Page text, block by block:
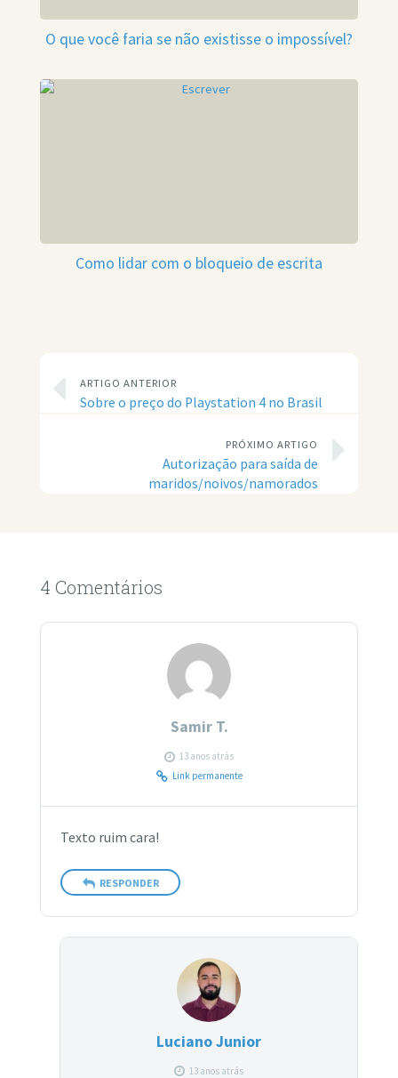
O que você faria se não existisse o impossível?
Como lidar com o bloqueio de escrita
ARTIGO ANTERIOR
Sobre o preço do Playstation 4 no Brasil
PRÓXIMO ARTIGO
Autorização para saída de
maridos/noivos/namorados
4 Comentários
Samir T.
13 anos atrás
Link permanente
Texto ruim cara!
RESPONDER
Luciano Junior
13 anos atrás